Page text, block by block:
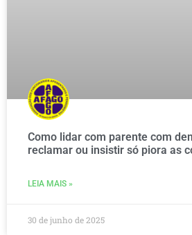
Como lidar com parente com
reclamar ou insistir só piora as
LEIA MAIS »
30 de junho de 2025